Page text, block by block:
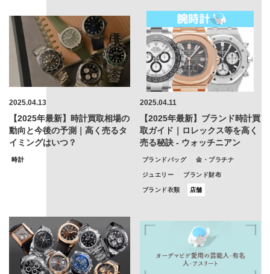
2025.04.13
【2025年最新】時計買取相場の
動向と今後の予測｜高く売るタ
イミングはいつ？
時計
2025.04.11
【2025年最新】ブランド時計買
取ガイド｜ロレックス等を高く
売る秘訣 - ウォッチニアン
ブランドバッグ 金・プラチナ
ジュエリー ブランド財布
ブランド衣類 店舗